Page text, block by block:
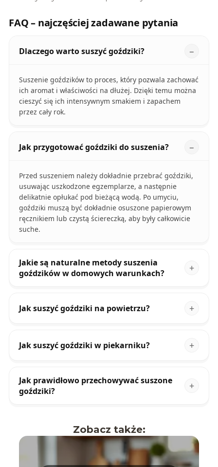
FAQ – najczęściej zadawane pytania
Dlaczego warto suszyć goździki?
Suszenie goździków to proces, który pozwala zachować
ich aromat i właściwości na dłużej. Dzięki temu można
cieszyć się ich intensywnym smakiem i zapachem
przez cały rok.
Jak przygotować goździki do suszenia?
Przed suszeniem należy dokładnie przebrać goździki,
usuwając uszkodzone egzemplarze, a następnie
delikatnie opłukać pod bieżącą wodą. Po umyciu,
goździki muszą być dokładnie osuszone papierowym
ręcznikiem lub czystą ściereczką, aby były całkowicie
suche.
Jakie są naturalne metody suszenia
goździków w domowych warunkach?
Jak suszyć goździki na powietrzu?
Jak suszyć goździki w piekarniku?
Jak prawidłowo przechowywać suszone
goździki?
Zobacz także: